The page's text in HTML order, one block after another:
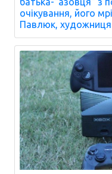
очікування, його
Павлюк,